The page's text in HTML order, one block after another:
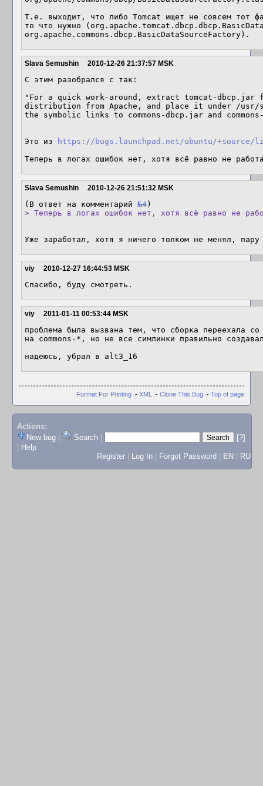
Т.е. выходит, что либо Tomcat ищет не совсем тот
то что нужно
org.apache.commons.dbcp.BasicDataSourceFactory).
Slava Semushin 2010-12-26 21:37:57 MSK
С этим разобрался с так:
"For a quick work-around, extract tomcat-dbcp.jar
distribution from Apache, and place it under /usr/
the symbolic links to commons-dbcp.jar and
Это из
https://bugs.launchpad.net/ubuntu/+source/
Теперь в логах ошибок нет, хотя всё равно не
Slava Semushin 2010-12-26 21:51:32 MSK
(В ответ на комментарий №4
> Теперь в логах ошибок нет, хотя всё равно не
Уже заработал, хотя я ничего толком не менял,
viy 2010-12-27 16:44:53 MSK
Спасибо, буду смотреть.
viy 2011-01-11 00:53:44 MSK
проблема была вызвана тем, что сборка переехала со
на commons-*, но не все симлинки правильно
надеюсь, убрал в alt3_16
Format For Printing - XML - Clone This Bug - Top of page
Actions:
New bug
Search
[?]
Help
Register
Log In Forgot Password EN RU